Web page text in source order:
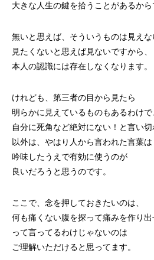
大きな人生の鍵を拾うことがあるから
無いと思えば、そういうものは見えな
見たくないと思えば見ないですから、
本人の認識には存在しなくなります。
けれども、第三者の目から見たら
明らかに見えているものもあるわけで
自分に死角など絶対にない！と言い切
以外は、やはり人から言われた言葉は
吟味したうえで有効に使うのが
良いだろうと思うのです。
ここで、念を押しておきたいのは、
何も痛くない腹を探って痛みを作り出
って言ってるわけじゃないのは
ご理解いただけると思ってます。